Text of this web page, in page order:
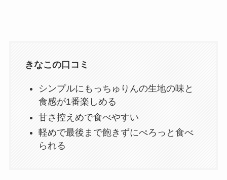
きなこの口コミ
シンプルにもっちゅりんの生地の味と
食感が1番楽しめる
甘さ控えめで食べやすい
軽めで最後まで飽きずにぺろっと食べ
られる